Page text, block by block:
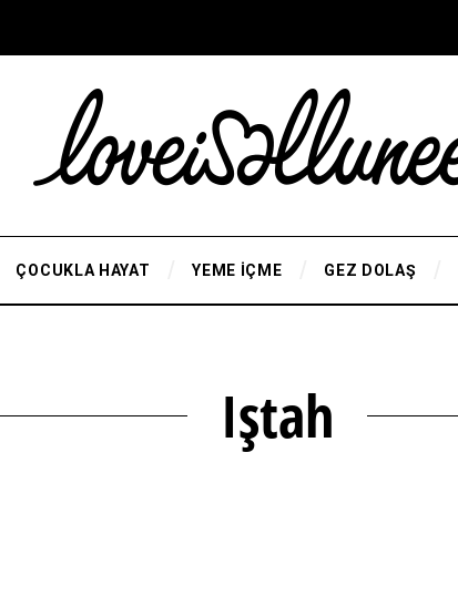
ÇOCUKLA HAYAT YEME İÇME GEZ DOLAŞ
Iştah